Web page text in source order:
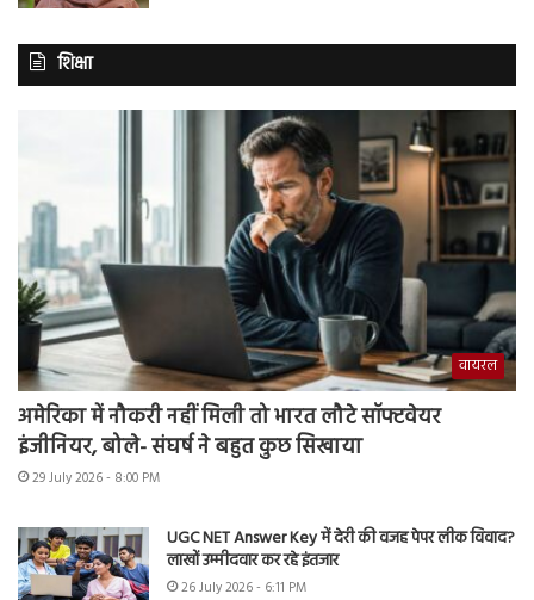
शिक्षा
वायरल
अमेरिका में नौकरी नहीं मिली तो भारत लौटे सॉफ्टवेयर
इंजीनियर, बोले- संघर्ष ने बहुत कुछ सिखाया
29 July 2026 - 8:00 PM
UGC NET Answer Key में देरी की वजह पेपर लीक विवाद?
लाखों उम्मीदवार कर रहे इंतजार
26 July 2026 - 6:11 PM